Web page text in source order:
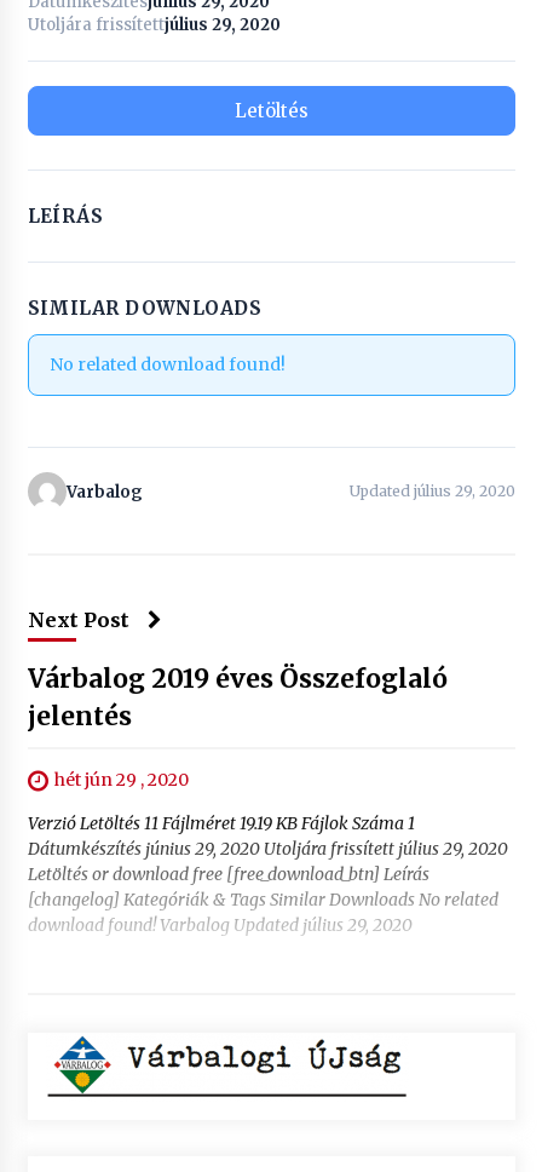
Utoljára frissítettjúlius 29, 2020
Letöltés
LEÍRÁS
SIMILAR DOWNLOADS
No related download found!
Varbalog Updated július 29, 2020
Next Post
Várbalog 2019 éves Összefoglaló
jelentés
hét jún 29 , 2020
Verzió Letöltés 11 Fájlméret 19.19 KB Fájlok Száma 1
Dátumkészítés június 29, 2020 Utoljára frissített július 29, 2020
Letöltés or download free [free_download_btn] Leírás
[changelog] Kategóriák & Tags Similar Downloads No related
download found! Varbalog Updated július 29, 2020